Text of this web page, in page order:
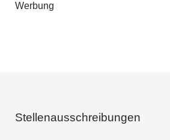
Werbung
Stellenausschreibungen